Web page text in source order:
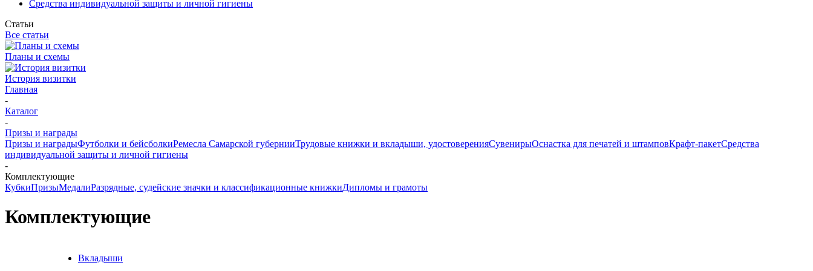
Средства индивидуальной защиты и личной гигиены
Статьи
Все статьи
Планы и схемы
История визитки
Главная
-
Каталог
-
Призы и награды
Призы и наградыФутболки и бейсболкиРемесла Самарской губернииТрудовые книжки и вкладыши, удостоверенияСувенирыОснастка для печатей и штамповКрафт-пакетСредства
индивидуальной защиты и личной гигиены
-
Комплектующие
КубкиПризыМедалиРазрядные, судейские значки и классификационные книжкиДипломы и грамоты
Комплектующие
Вкладыши